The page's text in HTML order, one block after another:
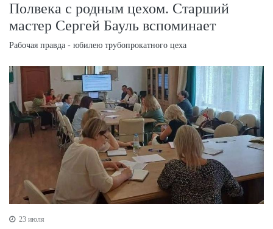
Полвека с родным цехом. Старший
мастер Сергей Бауль вспоминает
Рабочая правда - юбилею трубопрокатного цеха
23 июля